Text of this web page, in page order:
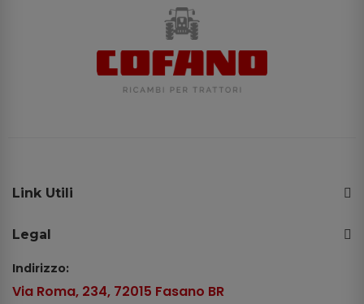
Link Utili
Legal
Indirizzo:
Via Roma, 234, 72015 Fasano BR